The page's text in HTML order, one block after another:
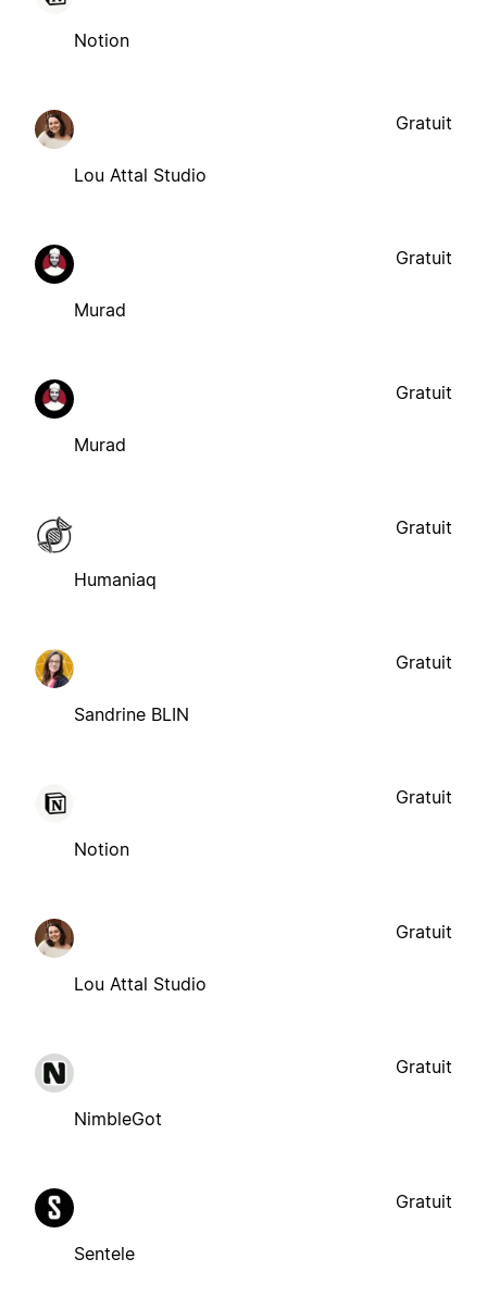
Notion
Lou Attal Studio
Gratuit
Murad
Gratuit
Murad
Gratuit
Humaniaq
Gratuit
Sandrine BLIN
Gratuit
Notion
Gratuit
Lou Attal Studio
Gratuit
NimbleGot
Gratuit
Sentele
Gratuit